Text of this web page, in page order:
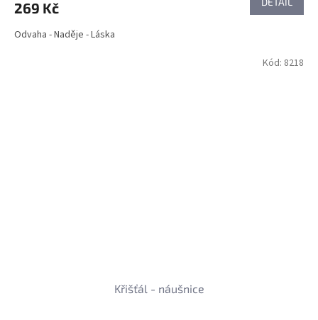
269 Kč
Odvaha - Naděje - Láska
Křišťál - náušnice
Kód: 8218